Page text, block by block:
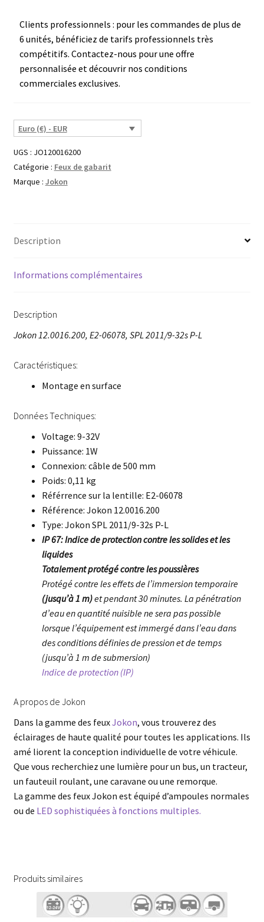
Clients professionnels : pour les commandes de plus de
6 unités, bénéficiez de tarifs professionnels très
compétitifs. Contactez-nous pour une offre
personnalisée et découvrir nos conditions
commerciales exclusives.
Euro (€) - EUR
UGS : JO120016200
Catégorie : Feux de gabarit
Marque : Jokon
Description
Informations complémentaires
Description
Jokon 12.0016.200, E2-06078, SPL 2011/9-32s P-L
Caractéristiques:
Montage en surface
Données Techniques:
Voltage: 9-32V
Puissance: 1W
Connexion: câble de 500 mm
Poids: 0,11 kg
Référrence sur la lentille: E2-06078
Référence: Jokon 12.0016.200
Type: Jokon SPL 2011/9-32s P-L
IP 67: Indice de protection contre les solides et les
liquides
Totalement protégé contre les poussières
Protégé contre les effets de l’immersion temporaire
(jusqu’à 1 m)et pendant 30 minutes. La pénétration
d’eau en quantité nuisible ne sera pas possible
lorsque l’équipement est immergé dans l’eau dans
des conditions définies de pression et de temps
(jusqu’à 1 m de submersion)
Indice de protection (IP)
A propos de Jokon
Dans la gamme des feuxJokon, vous trouverez des
éclairages de haute qualité pour toutes les applications. Ils
amé liorent la conception individuelle de votre véhicule.
Que vous recherchiez une lumière pour un bus, un tracteur,
un fauteuil roulant, une caravane ou une remorque.
La gamme des feux Jokon est équipé d’ampoules normales
ou de LED sophistiquées à fonctions multiples.
Produits similaires